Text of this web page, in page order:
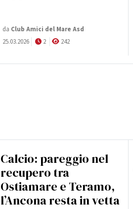
da Club Amici del Mare Asd
25.03.2026
2 242
Calcio: pareggio nel
recupero tra
Ostiamare e Teramo,
l’Ancona resta in vetta